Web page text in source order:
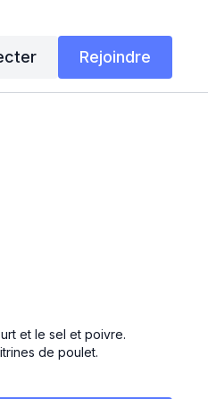
Rejoindre
et le sel et poivre.
de poulet.